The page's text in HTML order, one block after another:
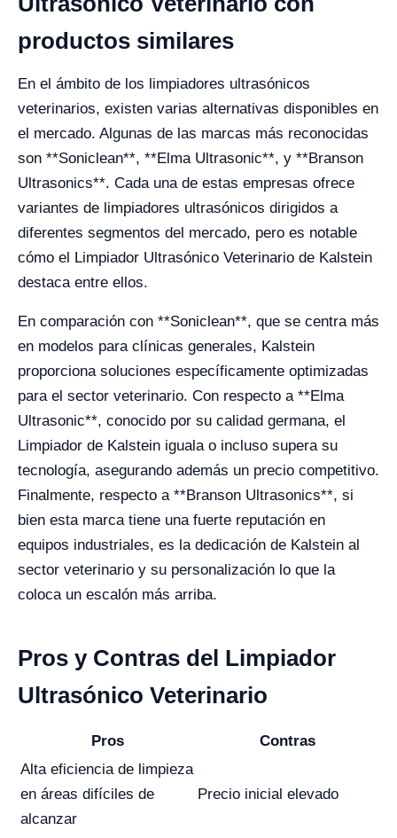
productos similares
En el ámbito de los limpiadores ultrasónicos
veterinarios, existen varias alternativas disponibles en
el mercado. Algunas de las marcas más reconocidas
son **Soniclean**, **Elma Ultrasonic**, y **Branson
Ultrasonics**. Cada una de estas empresas ofrece
variantes de limpiadores ultrasónicos dirigidos a
diferentes segmentos del mercado, pero es notable
cómo el Limpiador Ultrasónico Veterinario de Kalstein
destaca entre ellos.
En comparación con **Soniclean**, que se centra más
en modelos para clínicas generales, Kalstein
proporciona soluciones específicamente optimizadas
para el sector veterinario. Con respecto a **Elma
Ultrasonic**, conocido por su calidad germana, el
Limpiador de Kalstein iguala o incluso supera su
tecnología, asegurando además un precio competitivo.
Finalmente, respecto a **Branson Ultrasonics**, si
bien esta marca tiene una fuerte reputación en
equipos industriales, es la dedicación de Kalstein al
sector veterinario y su personalización lo que la
coloca un escalón más arriba.
Pros y Contras del Limpiador
Ultrasónico Veterinario
Pros
Contras
Alta eficiencia de limpieza
en áreas difíciles de
alcanzar
Precio inicial elevado